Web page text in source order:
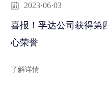
2023·06·03
喜报！孚达公司获得第
心荣誉
了解详情